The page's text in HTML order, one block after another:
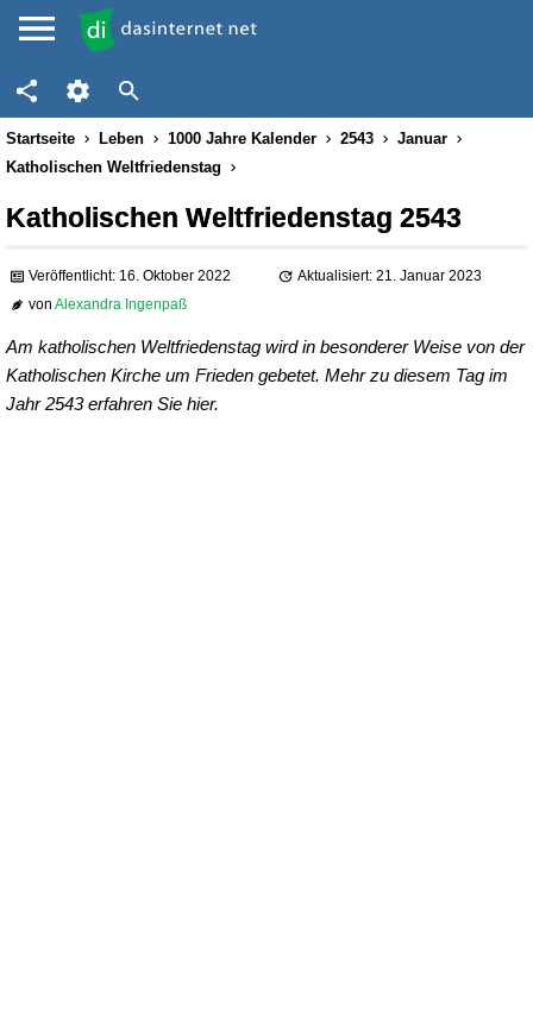
Startseite Leben 1000 Jahre Kalender 2543
Januar
Katholischen Weltfriedenstag
Katholischen Weltfriedenstag 2543
Veröffentlicht: 16. Oktober 2022
Aktualisiert: 21. Januar 2023
vonAlexandra Ingenpaß
Am katholischen Weltfriedenstag wird in besonderer Weise von der
Katholischen Kirche um Frieden gebetet. Mehr zu diesem Tag im
Jahr 2543 erfahren Sie hier.